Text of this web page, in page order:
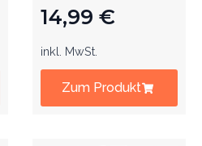
14,99 €
inkl. MwSt.
Zum Produkt